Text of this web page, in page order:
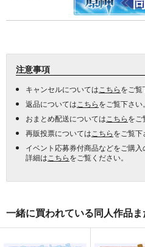
注意事項
キャンセルについては こちらをご覧
返品については こちらをご覧下さい。
おまとめ配送については こちらをご
再販投票については こちらをご覧下
イベント応募券付商品などをご購入
詳細は こちらをご覧ください。
一緒に買われている同人作品